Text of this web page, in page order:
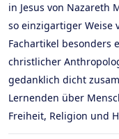
in Jesus von Nazareth
so einzigartiger Weise
Fachartikel besonders
christlicher
gedanklich dicht
Lernenden über
Freiheit, Religion und